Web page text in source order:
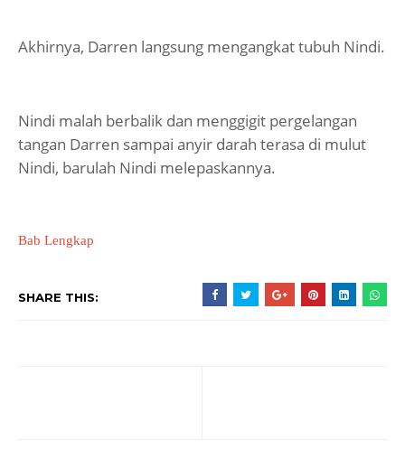
Akhirnya, Darren langsung mengangkat tubuh Nindi.
Nindi malah berbalik dan menggigit pergelangan
tangan Darren sampai anyir darah terasa di mulut
Nindi, barulah Nindi melepaskannya.
Bab Lengkap
SHARE THIS: